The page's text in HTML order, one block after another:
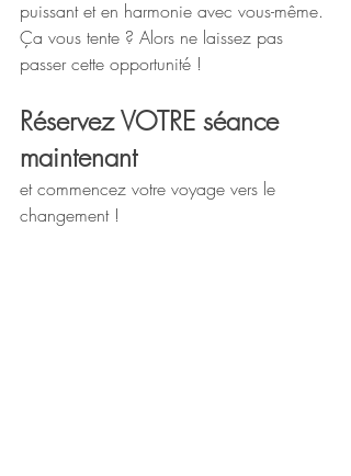
puissant et en harmonie avec vous-même.
Ça vous tente ? Alors ne laissez pas
passer cette opportunité !
Réservez VOTRE séance
maintenant
et commencez votre voyage vers le
changement !